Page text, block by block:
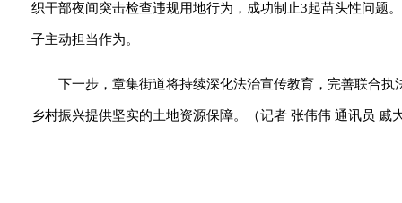
织干部夜间突击检查违规用地行为，成功制止3起苗头性问题
子主动担当作为。
下一步，章集街道将持续深化法治宣传教育，完善联合
乡村振兴提供坚实的土地资源保障。（记者 张伟伟 通讯员 戚